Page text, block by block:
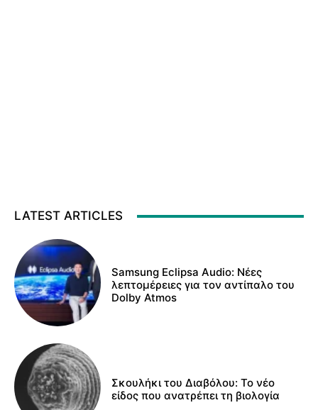
LATEST ARTICLES
Samsung Eclipsa Audio: Νέες
λεπτομέρειες για τον αντίπαλο του
Dolby Atmos
Σκουλήκι του Διαβόλου: Το νέο
είδος που ανατρέπει τη βιολογία